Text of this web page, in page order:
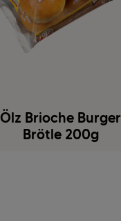
Ölz Brioche Burger
Brötle 200g